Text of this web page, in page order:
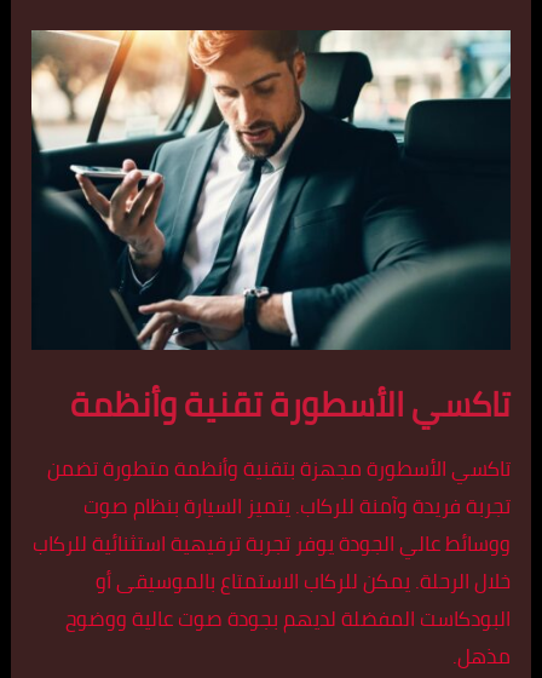
تاكسي الأسطورة تقنية وأنظمة
تاكسي الأسطورة مجهزة بتقنية وأنظمة متطورة تضمن
تجربة فريدة وآمنة للركاب. يتميز السيارة بنظام صوت
ووسائط عالي الجودة يوفر تجربة ترفيهية استثنائية للركاب
خلال الرحلة. يمكن للركاب الاستمتاع بالموسيقى أو
البودكاست المفضلة لديهم بجودة صوت عالية ووضوح
مذهل.